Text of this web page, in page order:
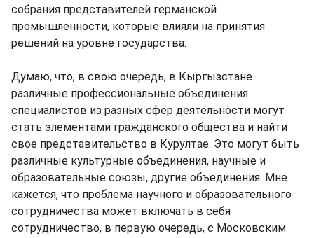
собрания представителей германской
промышленности, которые влияли на принятия
решений на уровне государства.
Думаю, что, в свою очередь, в Кыргызстане
различные профессиональные объединения
специалистов из разных сфер деятельности могут
стать элементами гражданского общества и найти
свое представительство в Курултае. Это могут быть
различные культурные объединения, научные и
образовательные союзы, другие объединения. Мне
кажется, что проблема научного и образовательного
сотрудничества может включать в себя
сотрудничество, в первую очередь, с Московским